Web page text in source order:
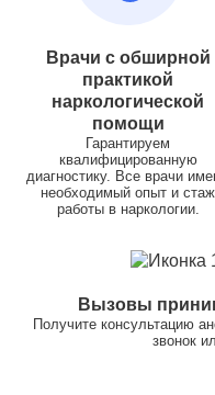
Врачи с обширной
практикой
наркологической
помощи
Гарантируем
квалифицированную
диагностику. Все врачи
необходимый опыт и стаж
работы в наркологии.
Вызовы
Получите консультацию
звонок